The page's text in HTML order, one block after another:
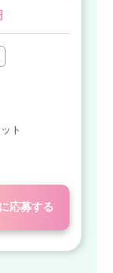
ト
応募する